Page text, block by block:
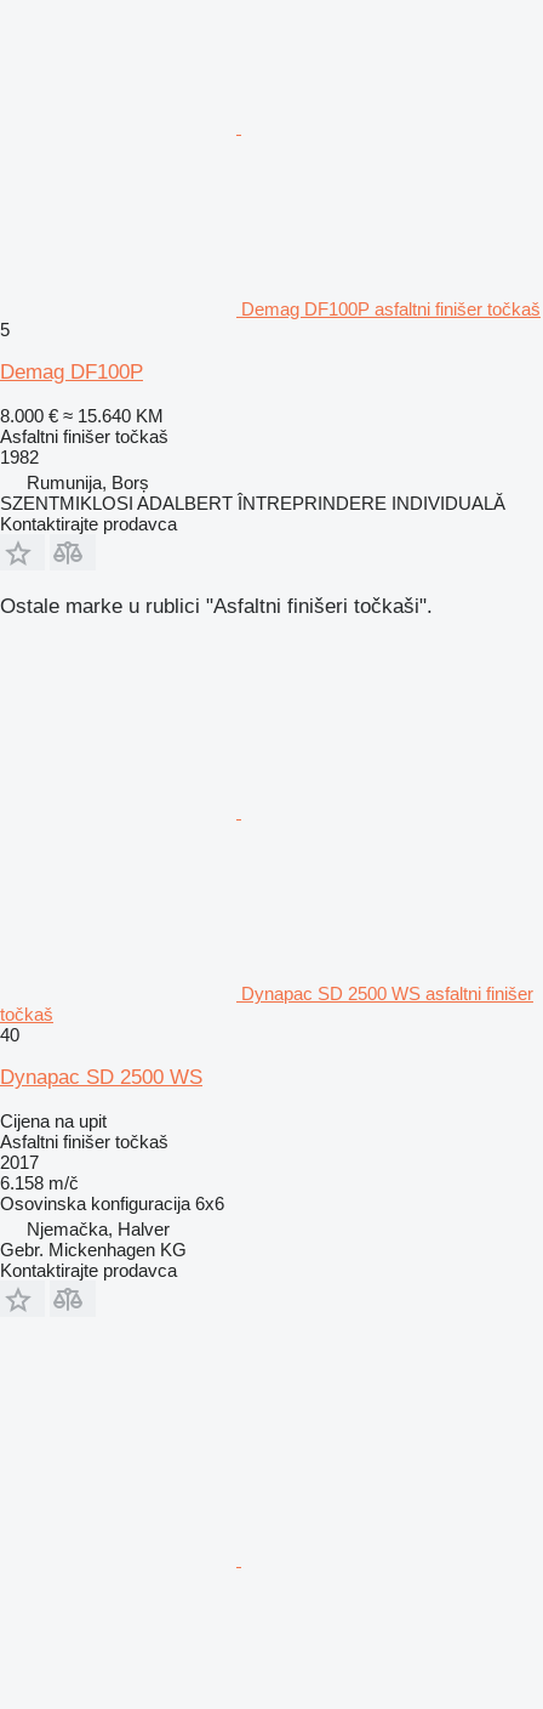
Demag DF100P asfaltni finišer točkaš
5
Demag DF100P
8.000 € ≈ 15.640 KM
Asfaltni finišer točkaš
1982
Rumunija, Borș
SZENTMIKLOSI ADALBERT ÎNTREPRINDERE INDIVIDUALĂ
Kontaktirajte prodavca
Ostale marke u rublici "Asfaltni finišeri točkaši".
Dynapac SD 2500 WS asfaltni finišer
točkaš
40
Dynapac SD 2500 WS
Cijena na upit
Asfaltni finišer točkaš
2017
6.158 m/č
Osovinska konfiguracija 6x6
Njemačka, Halver
Gebr. Mickenhagen KG
Kontaktirajte prodavca